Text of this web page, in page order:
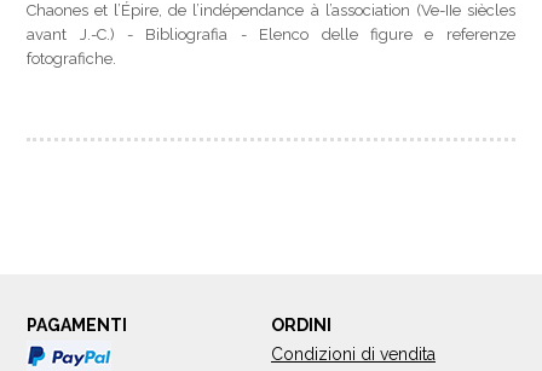
Chaones et l’Épire, de l’indépendance à l’association (Ve-IIe siècles
avant J.-C.) - Bibliografia - Elenco delle figure e referenze
fotografiche.
PAGAMENTI
ORDINI
Condizioni di vendita